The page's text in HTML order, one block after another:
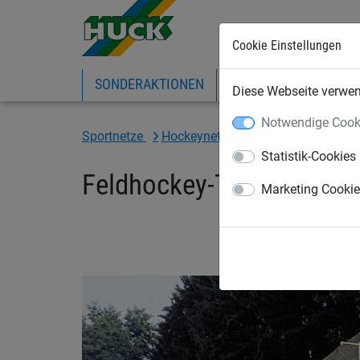
Cookie Einstellungen
Diese Webseite
Notwendige
Statistik-Cookies
Marketing
SONDERAKTIONEN EXPRESS-SHOP
Sportnetze Hockeynetze
Feldhockey-Tornetz aus